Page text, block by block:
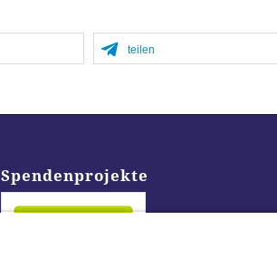
teilen
Spendenprojekte